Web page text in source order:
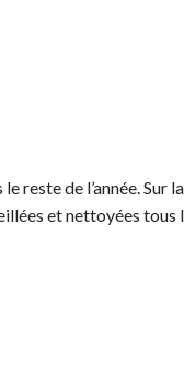
reste de l’année.
et nettoyées